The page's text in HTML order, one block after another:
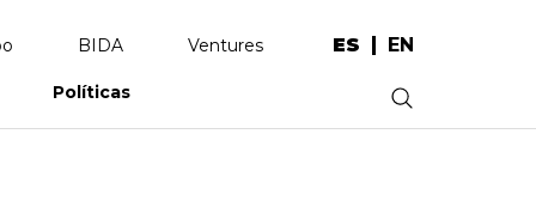
BIDA Ventures ES EN
Políticas .